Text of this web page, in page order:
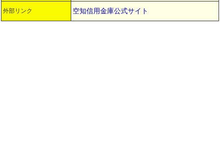
外部リンク 空知信用金庫公式サイト